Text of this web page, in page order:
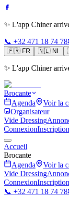
✨ L'app Chiner
📞 +32 471 18 74 78
🇫🇷 FR 🇳🇱 NL
✨ L'app Chiner
Brocante
Agenda
Voir la
Organisateur
Vide Dressing
ConnexionInscription
Accueil
Brocante
Agenda
Voir la
Vide Dressing
ConnexionInscription
📞 +32 471 18 74 78